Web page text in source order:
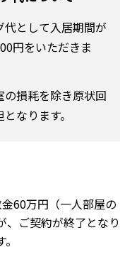
代として入居期間が
円をいただきま
の損耗を除き原状回
なります。
60万円（一人部屋の
、ご契約が終了となり